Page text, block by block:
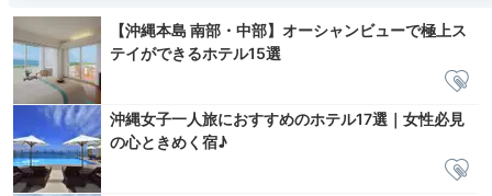
【沖縄本島 南部・中部】オーシャンビューで極上ス
テイができるホテル15選
沖縄女子一人旅におすすめのホテル17選｜女性必見
の心ときめく宿♪